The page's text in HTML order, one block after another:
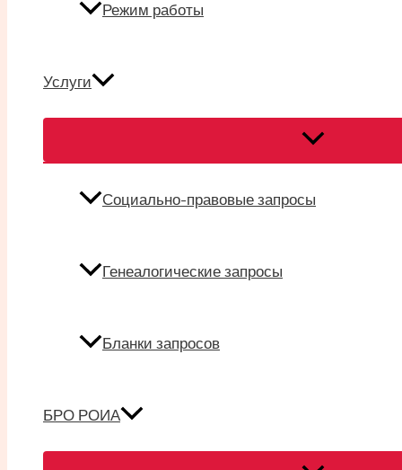
Режим работы
Услуги
Социально-правовые запросы
Генеалогические запросы
Бланки запросов
БРО РОИА